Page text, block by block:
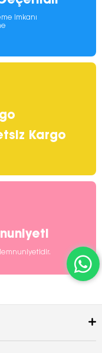
imkanı
Kargo